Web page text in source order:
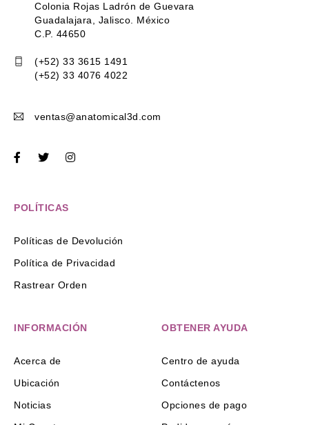
Colonia Rojas Ladrón de Guevara
Guadalajara, Jalisco. México
C.P. 44650
(+52) 33 3615 1491
(+52) 33 4076 4022
ventas@anatomical3d.com
POLÍTICAS
Políticas de Devolución
Política de Privacidad
Rastrear Orden
INFORMACIÓN
Acerca de
Ubicación
Noticias
OBTENER AYUDA
Centro de ayuda
Contáctenos
Opciones de pago